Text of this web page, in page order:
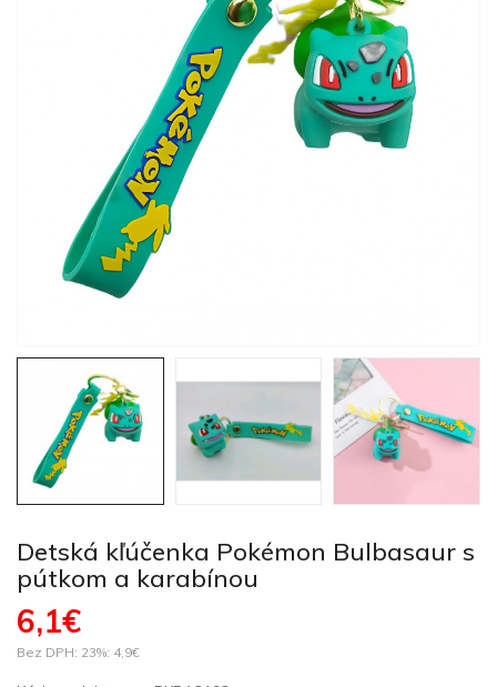
Detská kľúčenka Pokémon Bulbasaur s
pútkom a karabínou
6,1€
Bez DPH: 23%: 4,9€